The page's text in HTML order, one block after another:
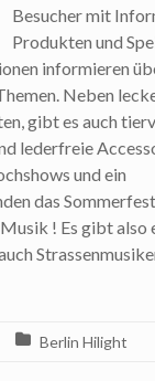
Besucher mit
Produkten und
informieren
Neben
gibt es auch
lederfreie
und ein
das
! Es gibt also
Berlin Hilight